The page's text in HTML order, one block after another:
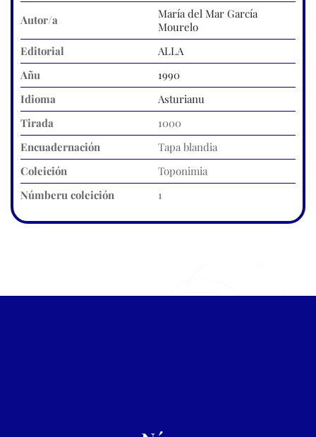
Autor/a
María del Mar García
Mourelo
Editorial
ALLA
Añu
1990
Idioma
Asturianu
Tirada
1000
Encuadernación
Tapa blandia
Coleición
Toponimia
Númberu coleición
1